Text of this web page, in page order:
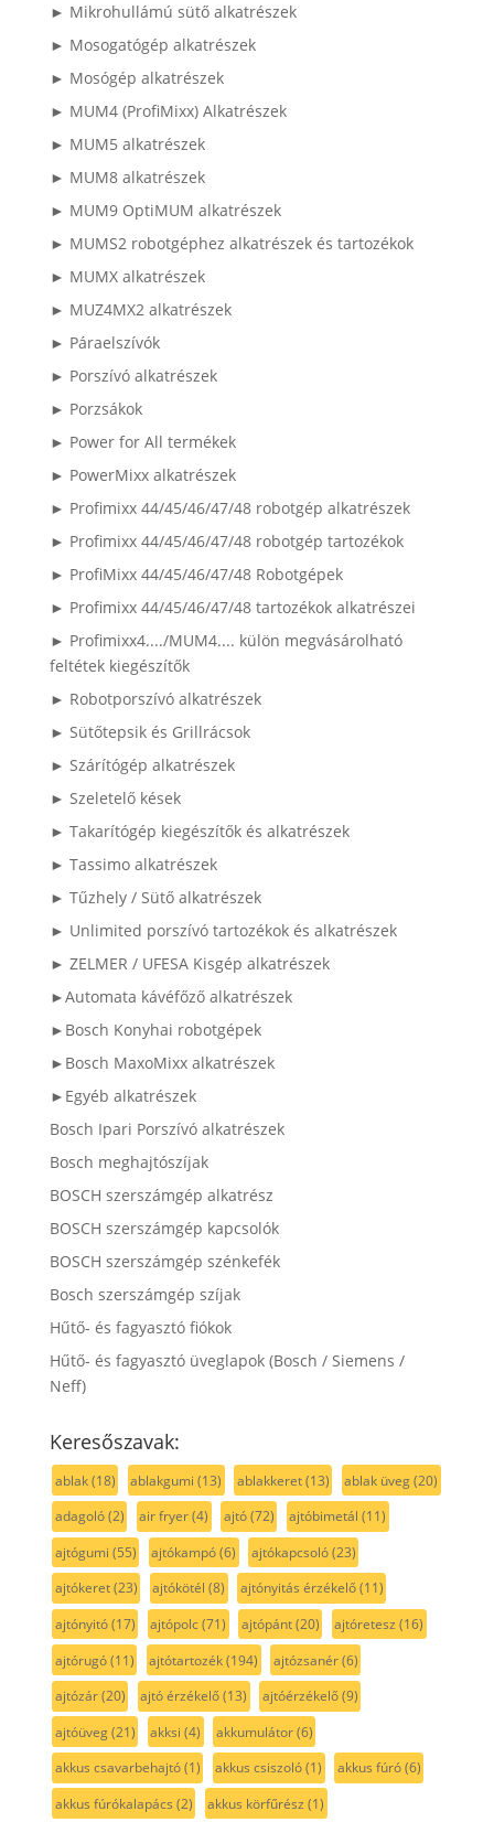
► Mikrohullámú sütő alkatrészek
► Mosogatógép alkatrészek
► Mosógép alkatrészek
► MUM4 (ProfiMixx) Alkatrészek
► MUM5 alkatrészek
► MUM8 alkatrészek
► MUM9 OptiMUM alkatrészek
► MUMS2 robotgéphez alkatrészek és tartozékok
► MUMX alkatrészek
► MUZ4MX2 alkatrészek
► Páraelszívók
► Porszívó alkatrészek
► Porzsákok
► Power for All termékek
► PowerMixx alkatrészek
► Profimixx 44/45/46/47/48 robotgép alkatrészek
► Profimixx 44/45/46/47/48 robotgép tartozékok
► ProfiMixx 44/45/46/47/48 Robotgépek
► Profimixx 44/45/46/47/48 tartozékok alkatrészei
► Profimixx4..../MUM4.... külön megvásárolható
feltétek kiegészítők
► Robotporszívó alkatrészek
► Sütőtepsik és Grillrácsok
► Szárítógép alkatrészek
► Szeletelő kések
► Takarítógép kiegészítők és alkatrészek
► Tassimo alkatrészek
► Tűzhely / Sütő alkatrészek
► Unlimited porszívó tartozékok és alkatrészek
► ZELMER / UFESA Kisgép alkatrészek
►Automata kávéfőző alkatrészek
►Bosch Konyhai robotgépek
►Bosch MaxoMixx alkatrészek
►Egyéb alkatrészek
Bosch Ipari Porszívó alkatrészek
Bosch meghajtószíjak
BOSCH szerszámgép alkatrész
BOSCH szerszámgép kapcsolók
BOSCH szerszámgép szénkefék
Bosch szerszámgép szíjak
Hűtő- és fagyasztó fiókok
Hűtő- és fagyasztó üveglapok (Bosch / Siemens /
Neff)
Keresőszavak:
ablak(18) ablakgumi (13) ablakkeret(13) ablak üveg(20)
adagoló(2) air fryer(4) ajtó(72) ajtóbimetál (11)
ajtógumi (55) ajtókampó(6) ajtókapcsoló(23)
ajtókeret(23) ajtókötél (8) ajtónyitás érzékelő(11)
ajtónyitó(17) ajtópolc(71) ajtópánt(20) ajtóretesz (16)
ajtórugó(11) ajtótartozék(194) ajtózsanér(6)
ajtózár(20) ajtó érzékelő(13) ajtóérzékelő(9)
ajtóüveg(21) akksi (4) akkumulátor(6)
akkus csavarbehajtó(1) akkus csiszoló(1) akkus fúró(6)
akkus fúrókalapács (2) akkus körfűrész (1)